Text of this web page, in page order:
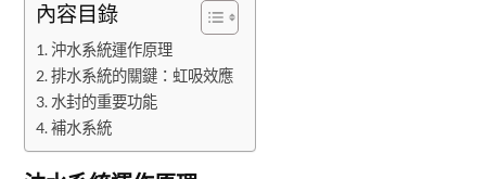
內容目錄
沖水系統運作原理
排水系統的關鍵：虹吸效應
水封的重要功能
補水系統